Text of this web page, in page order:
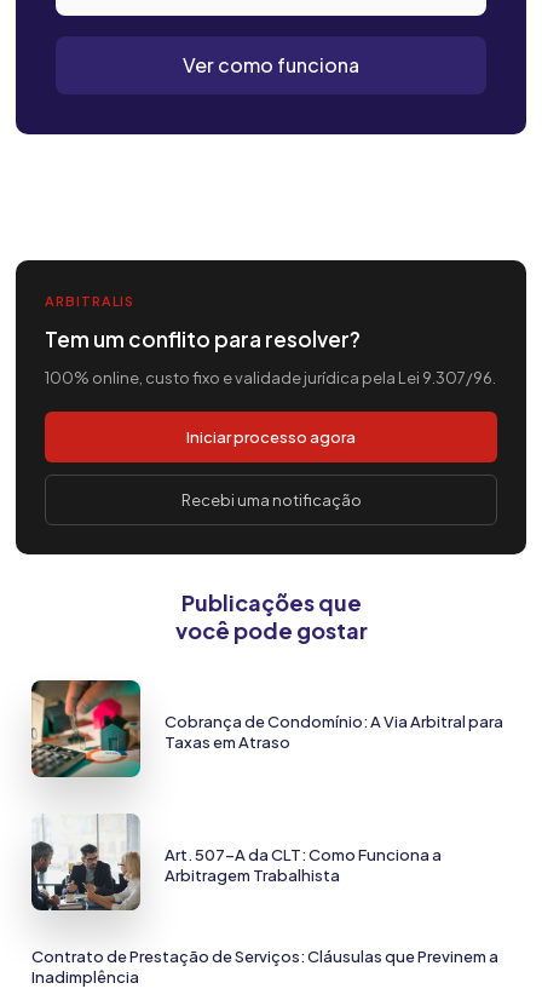
Ver como funciona
ARBITRALIS
Tem um conflito para resolver?
100% online, custo fixo e validade jurídica pela Lei 9.307/96.
Iniciar processo agora
Recebi uma notificação
Publicações que
você pode gostar
Cobrança de Condomínio: A Via Arbitral para
Taxas em Atraso
Art. 507-A da CLT: Como Funciona a
Arbitragem Trabalhista
Contrato de Prestação de Serviços: Cláusulas que Previnem a
Inadimplência